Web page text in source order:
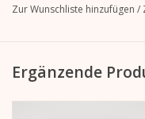
Motiv "Bulle"
MetaPaper Extrasmooth
Zur Wunschliste hinzufügen /
Ergänzende